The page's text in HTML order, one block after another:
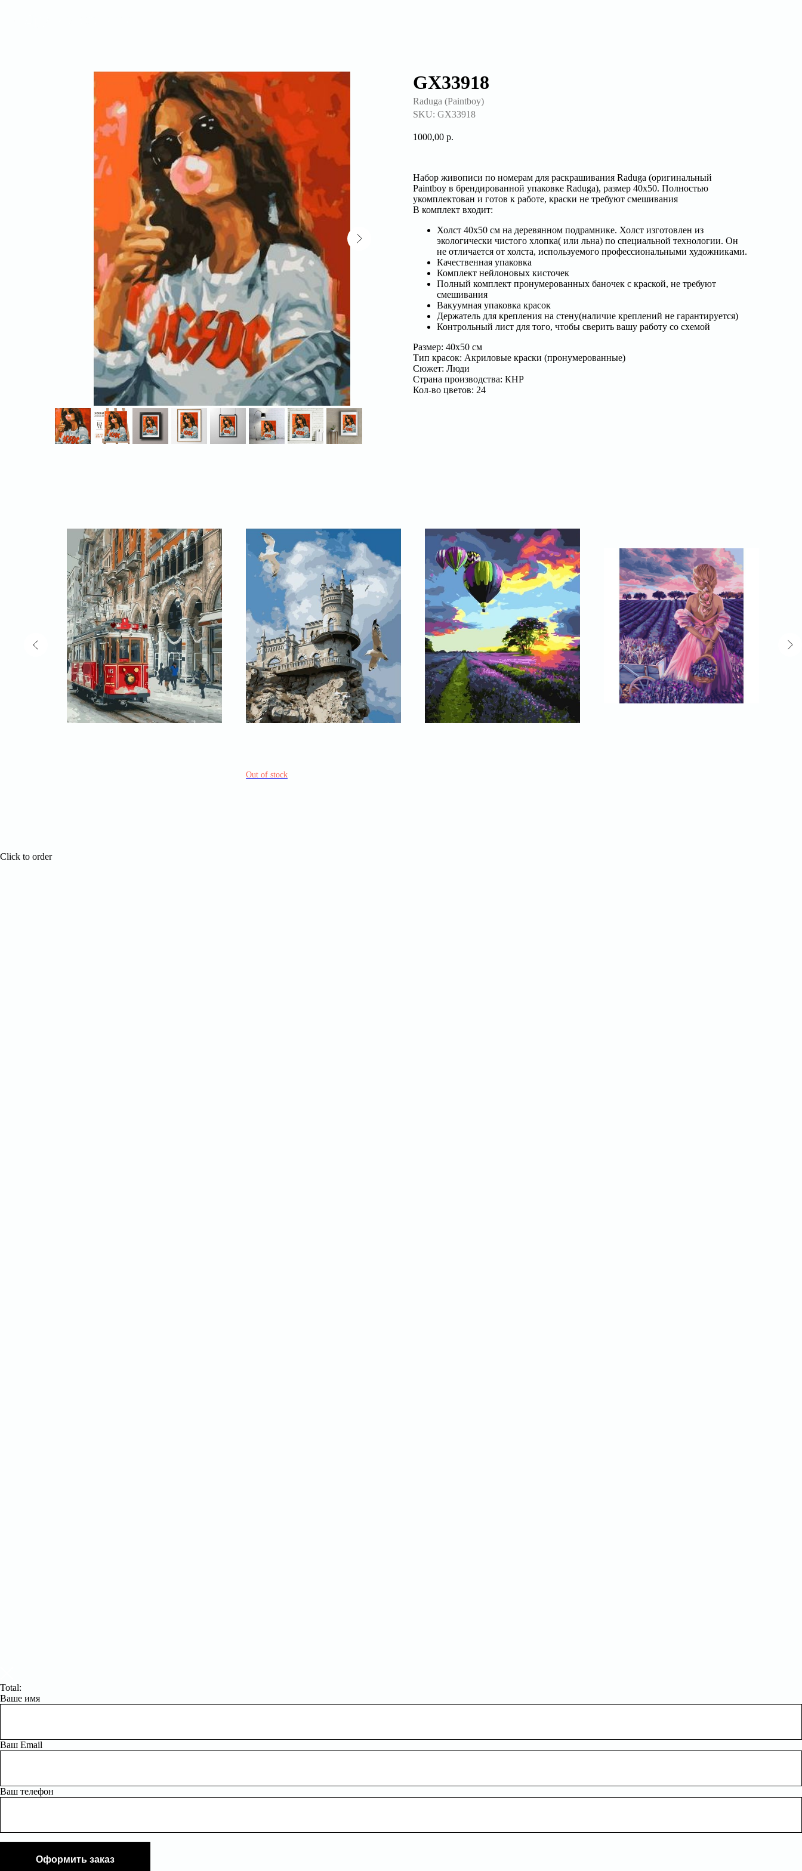
GX33918
Raduga (Paintboy)
SKU: GX33918
1000,00 р.
Набор живописи по номерам для раскрашивания Raduga (оригинальный
Paintboy в брендированной упаковке Raduga), размер 40x50. Полностью
укомплектован и готов к работе, краски не требуют смешивания
В комплект входит:
Холст 40x50 см на деревянном подрамнике. Холст изготовлен из
экологически чистого хлопка( или льна) по специальной технологии. Он
не отличается от холста, используемого профессиональными художниками.
Качественная упаковка
Комплект нейлоновых кисточек
Полный комплект пронумерованных баночек с краской, не требуют
смешивания
Вакуумная упаковка красок
Держатель для крепления на стену(наличие креплений не гарантируется)
Контрольный лист для того, чтобы сверить вашу работу со схемой
Размер: 40х50 см
Тип красок: Акриловые краски (пронумерованные)
Сюжет: Люди
Страна производства: КНР
Кол-во цветов: 24
Out of stock
Click to order
Total:
Ваше имя
Ваш Email
Ваш телефон
Оформить заказ